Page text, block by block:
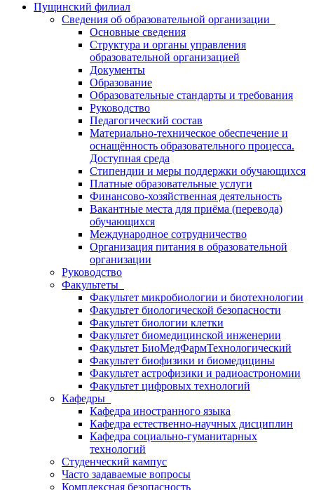
Пущинский филиал
Сведения об образовательной организации
Основные сведения
Структура и органы управления
образовательной организацией
Документы
Образование
Образовательные стандарты и требования
Руководство
Педагогический состав
Материально-техническое обеспечение и
оснащённость образовательного процесса.
Доступная среда
Стипендии и меры поддержки обучающихся
Платные образовательные услуги
Финансово-хозяйственная деятельность
Вакантные места для приёма (перевода)
обучающихся
Международное сотрудничество
Организация питания в образовательной
организации
Руководство
Факультеты
Факультет микробиологии и биотехнологии
Факультет биологической безопасности
Факультет биологии клетки
Факультет биомедицинской инженерии
Факультет БиоМедФармТехнологический
Факультет биофизики и биомедицины
Факультет астрофизики и радиоастрономии
Факультет цифровых технологий
Кафедры
Кафедра иностранного языка
Кафедра естественно-научных дисциплин
Кафедра социально-гуманитарных
технологий
Студенческий кампус
Часто задаваемые вопросы
Комплексная безопасность